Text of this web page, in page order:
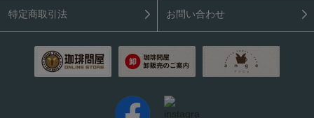
特定商取引法 お問い合わせ